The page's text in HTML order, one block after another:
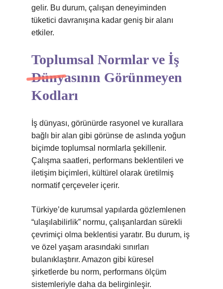
gelir. Bu durum, çalışan deneyiminden
tüketici davranışına kadar geniş bir alanı
etkiler.
Toplumsal Normlar ve İş
Dünyasının Görünmeyen
Kodları
İş dünyası, görünürde rasyonel ve kurallara
bağlı bir alan gibi görünse de aslında yoğun
biçimde toplumsal normlarla şekillenir.
Çalışma saatleri, performans beklentileri ve
iletişim biçimleri, kültürel olarak üretilmiş
normatif çerçeveler içerir.
Türkiye’de kurumsal yapılarda gözlemlenen
“ulaşılabilirlik” normu, çalışanlardan sürekli
çevrimiçi olma beklentisi yaratır. Bu durum, iş
ve özel yaşam arasındaki sınırları
bulanıklaştırır. Amazon gibi küresel
şirketlerde bu norm, performans ölçüm
sistemleriyle daha da belirginleşir.